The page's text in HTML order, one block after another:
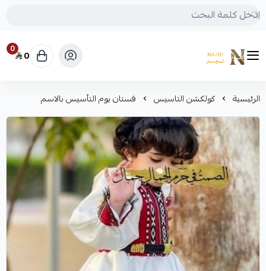
متجر نجد
0 0
الرئيسية كولكشن التاسيس فستان يوم التأسيس بالاسم